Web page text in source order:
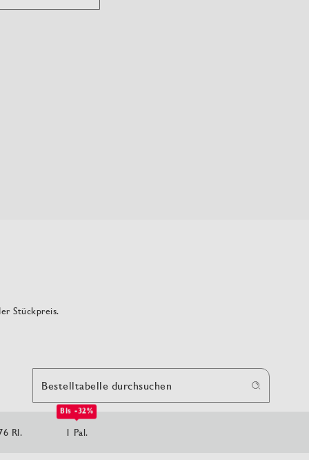
Stückpreis.
Bestelltabelle durchsuchen
Rl.
Bis -32%
1 Pal.